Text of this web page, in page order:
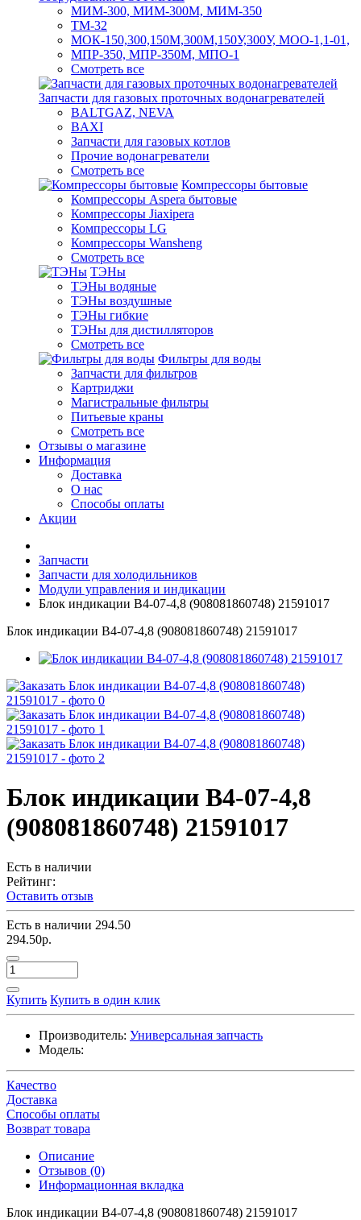
МИМ-300, МИМ-300М, МИМ-350
ТМ-32
МОК-150,300,150М,300М,150У,300У, МОО-1,1-01,
МПР-350, МПР-350М, МПО-1
Смотреть все
Запчасти для газовых проточных водонагревателей
BALTGAZ, NEVA
BAXI
Запчасти для газовых котлов
Прочие водонагреватели
Смотреть все
Компрессоры бытовые
Компрессоры Aspera бытовые
Компрессоры Jiaxipera
Компрессоры LG
Компрессоры Wansheng
Смотреть все
ТЭНы
ТЭНы водяные
ТЭНы воздушные
ТЭНы гибкие
ТЭНы для дистилляторов
Смотреть все
Фильтры для воды
Запчасти для фильтров
Картриджи
Магистральные фильтры
Питьевые краны
Смотреть все
Отзывы о магазине
Информация
Доставка
О нас
Способы оплаты
Акции
Запчасти
Запчасти для холодильников
Модули управления и индикации
Блок индикации В4-07-4,8 (908081860748) 21591017
Блок индикации В4-07-4,8 (908081860748) 21591017
Блок индикации В4-07-4,8
(908081860748) 21591017
Есть в наличии
Рейтинг:
Оставить отзыв
Есть в наличии 294.50
294.50р.
Купить Купить в один клик
Производитель: Универсальная запчасть
Модель:
Качество
Доставка
Способы оплаты
Возврат товара
Описание
Отзывов (0)
Информационная вкладка
Блок индикации В4-07-4,8 (908081860748) 21591017